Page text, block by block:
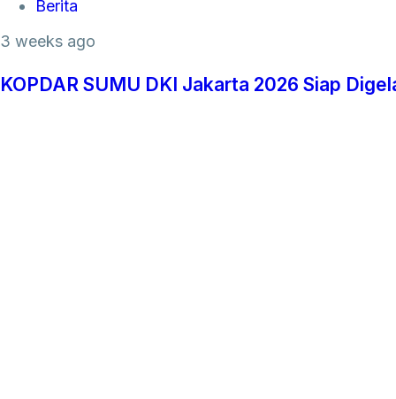
Tags Berita
3 weeks ago
KOPDAR SUMU DKI Jakarta 2026 Siap